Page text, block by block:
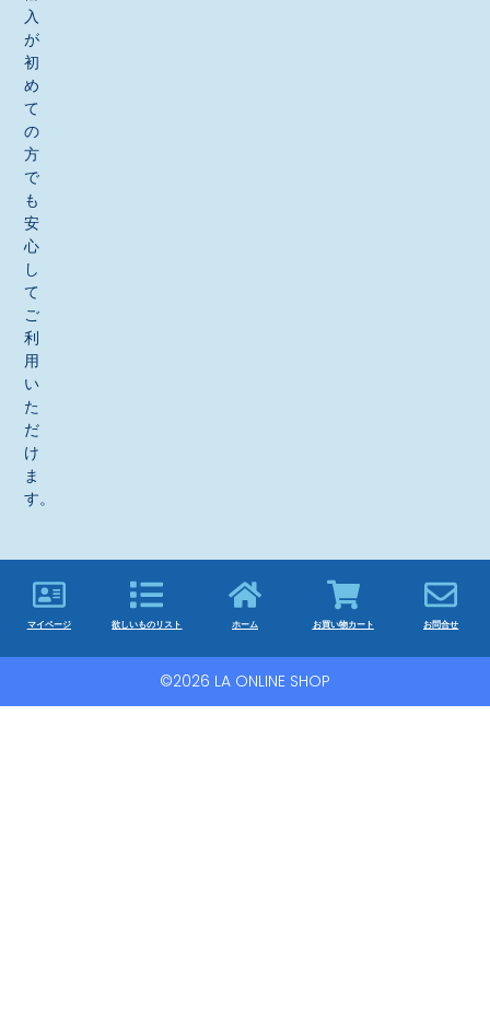
入
が
初
め
て
の
方
で
も
安
心
し
て
ご
利
用
い
た
だ
け
ま
す。
マイページ 欲しいものリスト ホーム お買い物カート お問合せ
©2026 LA ONLINE SHOP